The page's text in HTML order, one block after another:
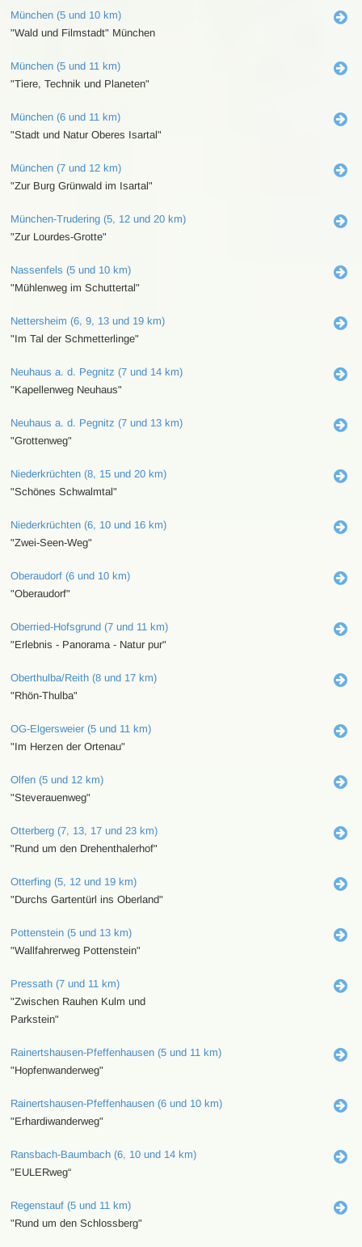
München (5 und 10 km)
"Wald und Filmstadt" München
München (5 und 11 km)
"Tiere, Technik und Planeten"
München (6 und 11 km)
"Stadt und Natur Oberes Isartal"
München (7 und 12 km)
"Zur Burg Grünwald im Isartal"
München-Trudering (5, 12 und 20 km)
"Zur Lourdes-Grotte"
Nassenfels (5 und 10 km)
"Mühlenweg im Schuttertal"
Nettersheim (6, 9, 13 und 19 km)
"Im Tal der Schmetterlinge"
Neuhaus a. d. Pegnitz (7 und 14 km)
"Kapellenweg Neuhaus"
Neuhaus a. d. Pegnitz (7 und 13 km)
"Grottenweg"
Niederkrüchten (8, 15 und 20 km)
"Schönes Schwalmtal"
Niederkrüchten (6, 10 und 16 km)
"Zwei-Seen-Weg"
Oberaudorf (6 und 10 km)
"Oberaudorf"
Oberried-Hofsgrund (7 und 11 km)
"Erlebnis - Panorama - Natur pur"
Oberthulba/Reith (8 und 17 km)
"Rhön-Thulba"
OG-Elgersweier (5 und 11 km)
"Im Herzen der Ortenau"
Olfen (5 und 12 km)
"Steverauenweg"
Otterberg (7, 13, 17 und 23 km)
"Rund um den Drehenthalerhof"
Otterfing (5, 12 und 19 km)
"Durchs Gartentürl ins Oberland"
Pottenstein (5 und 13 km)
"Wallfahrerweg Pottenstein"
Pressath (7 und 11 km)
"Zwischen Rauhen Kulm und
Parkstein"
Rainertshausen-Pfeffenhausen (5 und 11 km)
"Hopfenwanderweg"
Rainertshausen-Pfeffenhausen (6 und 10 km)
"Erhardiwanderweg"
Ransbach-Baumbach (6, 10 und 14 km)
"EULERweg“
Regenstauf (5 und 11 km)
"Rund um den Schlossberg"